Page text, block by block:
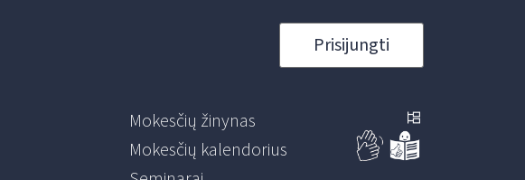
Prisijungti
Mokesčių žinynas
Mokesčių kalendorius